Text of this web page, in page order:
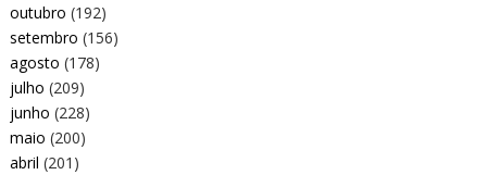
outubro (192)
setembro (156)
agosto (178)
julho (209)
junho (228)
maio (200)
abril (201)